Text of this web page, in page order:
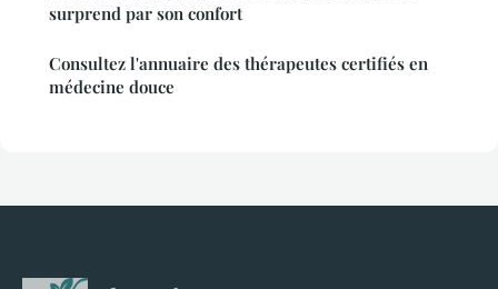
surprend par son confort
Consultez l'annuaire des thérapeutes certifiés en
médecine douce